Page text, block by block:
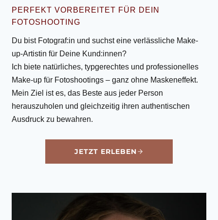
PERFEKT VORBEREITET FÜR DEIN
FOTOSHOOTING
Du bist Fotograf:in und suchst eine verlässliche Make-
up-Artistin für Deine Kund:innen?
Ich biete natürliches, typgerechtes und professionelles
Make-up für Fotoshootings – ganz ohne Maskeneffekt.
Mein Ziel ist es, das Beste aus jeder Person
herauszuholen und gleichzeitig ihren authentischen
Ausdruck zu bewahren.
JETZT ERLEBEN